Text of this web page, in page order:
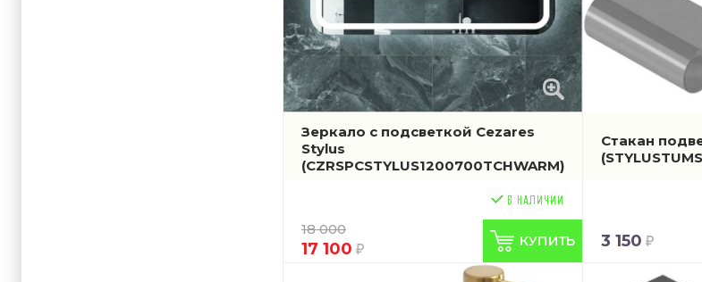
Зеркало с подсветкой Cezares
Stylus
(CZRSPCSTYLUS1200700TCHWARM)
18 000
17 100
Стакан
3 150